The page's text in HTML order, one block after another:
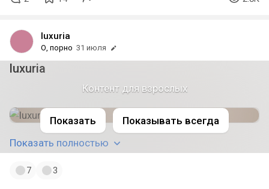
luxuria
О, порно 31 июля
luxuria
модель: suisai uwu
Показать полностью
Контент для взрослых
Показать Показывать всегда
7 3